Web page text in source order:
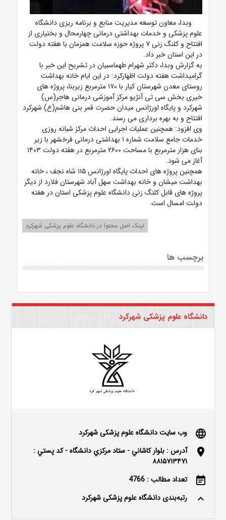
وبدا، معاون توسعه مدیریت منابع و برنامه ریزی دانشگاه
علوم پزشکی و خدمات بهداشتی درمانی چهارمحال و بختیاری از
افتتاح و کلنگ زنی ۷ پروژه حوزه سلامت همزمان با هفته دولت
در این استان خبر داد.
به گزارش وبدا، دکتر شهرام طهماسبیان در تشریح این خبر با
گرامیداشت هفته دولت اظهارکرد: در این ایام خانه بهداشت
روستای معدن شهرستان کیار با ۱۷۰ مترمربع زیربنا، پروژه های
خیری بخش سی تی آنژیو مرکز آموزشی درمانی هاجر(س)
شهرکرد و پایگاه اورژانس میدان حضرت قمر بنی هاشم(ع) شهرکرد
افتتاح و به بهره برداری می رسند.
وی افزود: همچنین عملیات اجرایی احداث مرکز شبانه روزی
خدمات جامع سلامت شماره ۱ بهداشتی درمانی فرخشهر با زیر
بنای هزار مترمربع با مساحت ۲۶۰۰ مترمربع در هفته دولت ۱۴۰۳
آغاز می شود.
همچنین پروژه های احداث پایگاه اورژانس ۱۱۵ شاه نجف ، خانه
بهداشت میشان و خانه بهداشت سهل آباد شهرستان فلارد از دیگر
پروژه های قابل کلنگ زنی دانشگاه علوم پزشکی استان در هفته
دولت امسال است.
لینک اصل محتوا در دانشگاه علوم پزشکی شهرکرد
برچسب ها
دانشگاه علوم پزشکی شهرکرد
language وب سایت دانشگاه علوم پزشکی شهرکرد
location_on
آدرس : بلوار كاشاني - ستاد مركزي دانشگاه - كد پستي :
۸۸۱۵۷۱۳۴۷۱
event_note تعداد مطالب : 4766
keyboard_arrow_up رتبه‌بندی دانشگاه علوم پزشکی شهرکرد